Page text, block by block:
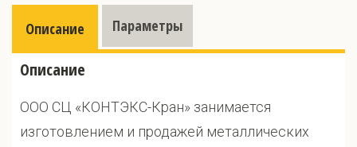
Описание Параметры
Описание
ООО СЦ «КОНТЭКС-Кран» занимается
изготовлением и продажей металлических